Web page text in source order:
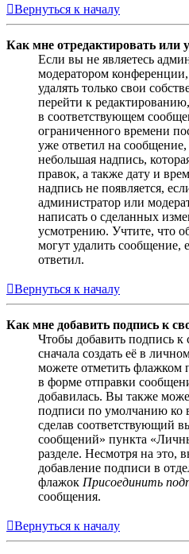
Вернуться к началу
Как мне отредактировать или
Если вы не являетесь
модератором
удалять только свои
перейти к
в соответствующем
ограниченного времени
уже ответил на
небольшая надпись,
правок, а также дату и
надпись не появляется,
администратор или
написать о сделанных
усмотрению. Учтите, что
могут удалить сообщение,
ответил.
Вернуться к началу
Как мне добавить подпись к
Чтобы добавить подпись
сначала создать её в
можете отметить флажком
в форме отправки
добавилась. Вы также
подписи по умолчанию ко
сделав соответствующий
сообщений» пункта
разделе. Несмотря на это,
добавление подписи в
флажок Присоединить
сообщения.
Вернуться к началу